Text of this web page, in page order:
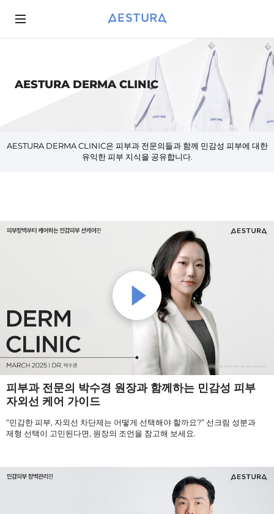
BRAND STORY
INSPIRED BY PHARMACEUTICAL HERITAGE
CUTTING-EDGE TECHNOLOGY BY DERMA LAB
AESTURA 365
ASK AESTURA
AESTURA 365
진행중인 이벤트
AESTURA DERMA CLINIC
AESTURA DERMA CLINIC은 피부과 전문의들과 함께 민감성 피부에 대한
유익한 피부 지식을 공유합니다.
피부과 전문의 박수경 원장과 함께하는 민감성 피부
자외선 케어 가이드
“민감한 피부, 자외선 차단제는 어떻게 선택해야 할까요?” 선크림 성분과
제형 선택이 고민된다면, 원장의 조언을 참고해 보세요.